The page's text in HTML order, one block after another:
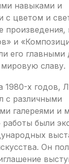
навыками и
с цветом и
произведения,
и
его
славу.
1980-х годов,
с различными
галереями и
работы были
Он